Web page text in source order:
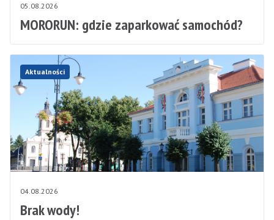
05.08.2026
MORORUN: gdzie zaparkować samochód?
Aktualności
04.08.2026
Brak wody!